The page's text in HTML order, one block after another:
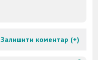
Залишити коментар (+)